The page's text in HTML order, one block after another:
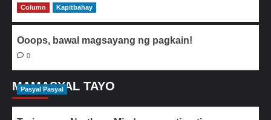
0
Column Kapitbahay
Ooops, bawal magsayang ng pagkain!
0
MAMASYAL TAYO
Pasyal Pasyal